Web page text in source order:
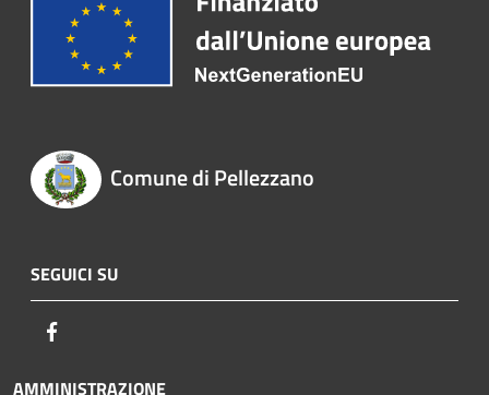
Comune di Pellezzano
SEGUICI SU
AMMINISTRAZIONE